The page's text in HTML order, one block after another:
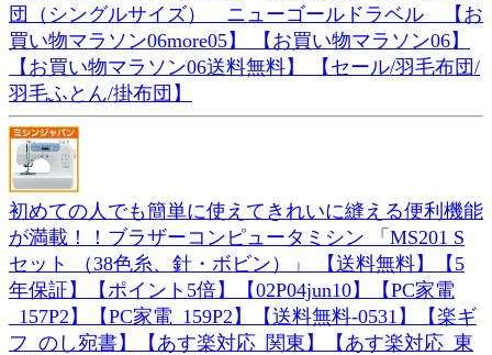
団（シングルサイズ） ニューゴールドラベル 【お
買い物マラソン06more05】 【お買い物マラソン06】
【お買い物マラソン06送料無料】 【セール/羽毛布団/
羽毛ふとん/掛布団】
初めての人でも簡単に使えてきれいに縫える便利機能
が満載！！ブラザーコンピュータミシン 「MS201 S
セット （38色糸、針・ボビン）」 【送料無料】【5
年保証】【ポイント5倍】【02P04jun10】【PC家電
_157P2】【PC家電_159P2】【送料無料-0531】【楽ギ
フ_のし宛書】【あす楽対応_関東】【あす楽対応_東